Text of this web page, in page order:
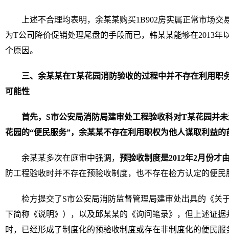
上述不合理均表明，余某某购买1B902房实属正常市场
为T公司降价促销处理尾盘的手段而已，韩某某能够在2013年
个原因。
三、余某某在T某花园消防验收的过程中并不存在利用职
可能性
首先，S市公安局消防局建审处工程验收科对T某花园并
花园的“便民服务”，余某某不存在利用职权为他人谋取利益的
余某某多次在庭审中强调， 预验收制度是2012年2月份才
防工程验收时并不存在预验收制度，也不存在检方认定的便民
检方提交了S市公安局消防监督管理局建审处出具的《关
下简称《说明》），以及邱某某的《询问笔录》，但上述证
时，已经形成了制度化的预验收制度或存在非制度化的便民